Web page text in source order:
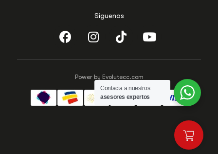
Síguenos
Power by Evolutecc.com
Contacta a nuestros
asesores expertos